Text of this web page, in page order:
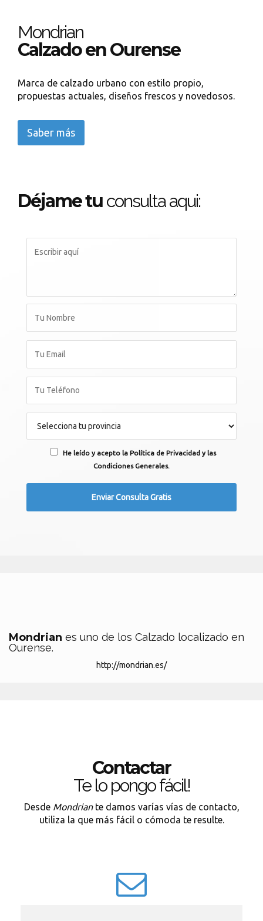
Mondrian
Calzado en Ourense
Marca de calzado urbano con estilo propio,
propuestas actuales, diseños frescos y novedosos.
Saber más
Déjame tu consulta aqui:
He leído y acepto la Política de Privacidad y las
Condiciones Generales.
Mondrian es uno de los Calzado localizado en
Ourense.
http://mondrian.es/
Contactar
Te lo pongo fácil!
Desde Mondriante damos varías vías de contacto,
utiliza la que más fácil o cómoda te resulte.